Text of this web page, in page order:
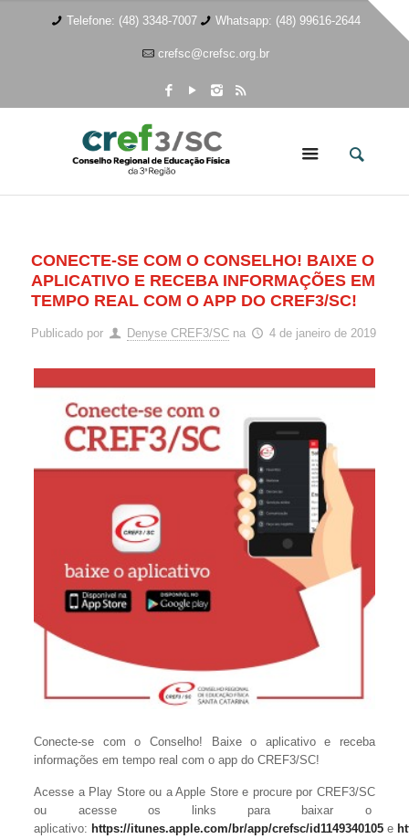
Telefone: (48) 3348-7007 Whatsapp: (48) 99616-2644
crefsc@crefsc.org.br
CONECTE-SE COM O CONSELHO! BAIXE O
APLICATIVO E RECEBA INFORMAÇÕES EM
TEMPO REAL COM O APP DO CREF3/SC!
Publicado por Denyse CREF3/SC na 4 de janeiro de 2019
Conecte-se com o Conselho! Baixe o aplicativo e receba
informações em tempo real com o app do CREF3/SC!
Acesse a Play Store ou a Apple Store e procure por CREF3/SC
ou acesse os links para baixar o
aplicativo: https://itunes.apple.com/br/app/crefsc/id1149340105 e